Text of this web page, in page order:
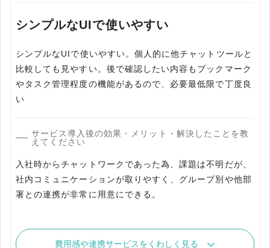
シンプルなUIで使いやすい
シンプルなUIで使いやすい。個人的に他チャットツールと
比較しても見やすい。後で確認したい内容もブックマーク
やタスク管理程度の機能があるので、必要最低限で丁度良
い
サービス導入後の効果・メリット・解決したことを教
えてください
入社時からチャットワークであった為、課題は不明だが、
社内コミュニケーションが取りやすく、グループ別や他部
署との連携が非常に用意にできる。
費用感や連携サービスをくわしく見る